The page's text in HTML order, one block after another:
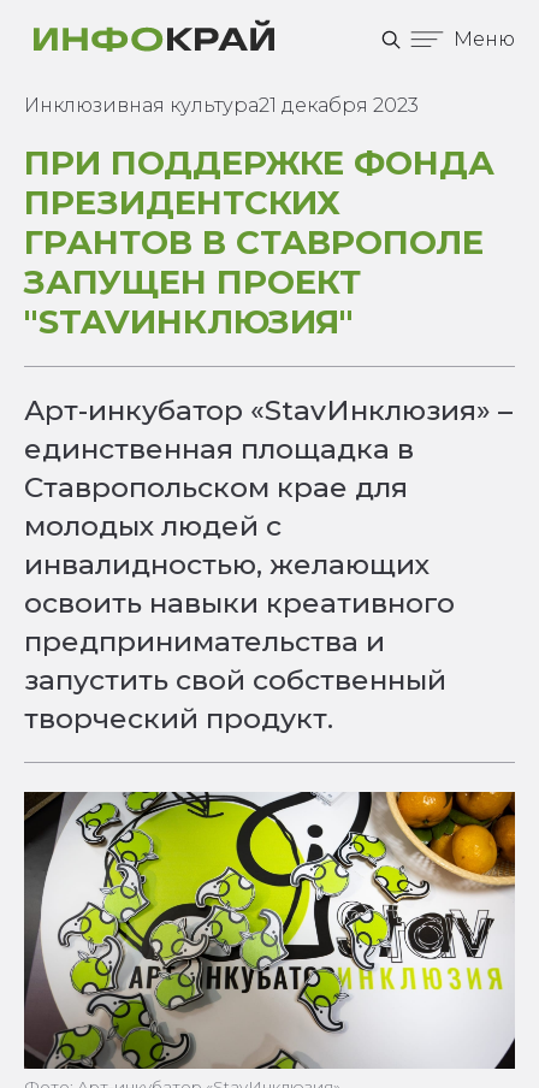
Меню
Инклюзивная культура21 декабря 2023
ПРИ ПОДДЕРЖКЕ ФОНДА
ПРЕЗИДЕНТСКИХ
ГРАНТОВ В СТАВРОПОЛЕ
ЗАПУЩЕН ПРОЕКТ
"STAVИНКЛЮЗИЯ"
Арт-инкубатор «StavИнклюзия» –
единственная площадка в
Ставропольском крае для
молодых людей с
инвалидностью, желающих
освоить навыки креативного
предпринимательства и
запустить свой собственный
творческий продукт.